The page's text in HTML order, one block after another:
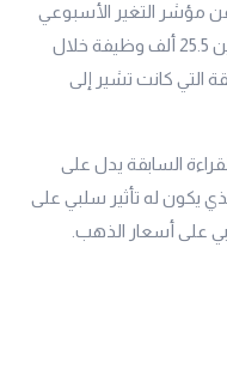
عن مؤشر التغير الأسبوعي
في معدل التوظيف (ADP)، ليشهد تعيين 25.5 ألف وظيفة خلال
التي كانت تشير إلى
السابقة يدل على
يكون له تأثير سلبي على
على أسعار الذهب.